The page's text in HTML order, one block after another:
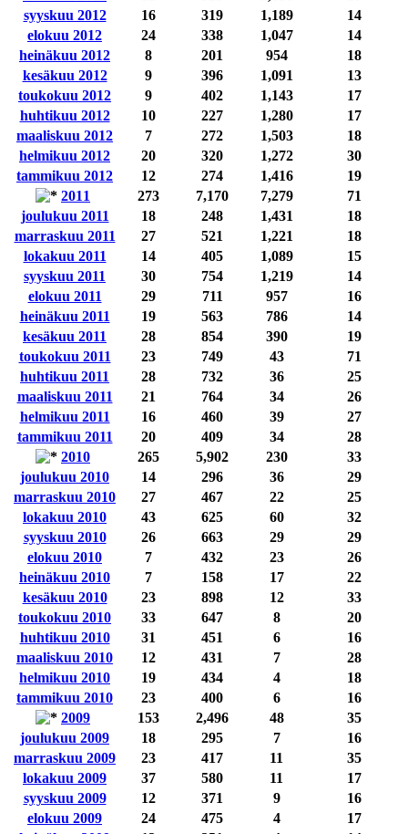
syyskuu 2012
16 319 1,189
14
elokuu 2012
24 338 1,047
14
heinäkuu 2012
8 201 954
18
kesäkuu 2012
9 396 1,091
13
toukokuu 2012
9 402 1,143
17
huhtikuu 2012
10 227 1,280
17
maaliskuu 2012
7 272 1,503
18
helmikuu 2012
20 320 1,272
30
tammikuu 2012
12 274 1,416
19
2011
273 7,170 7,279
71
joulukuu 2011
18 248 1,431
18
marraskuu 2011
27 521 1,221
18
lokakuu 2011
14 405 1,089
15
syyskuu 2011
30 754 1,219
14
elokuu 2011
29 711 957
16
heinäkuu 2011
19 563 786
14
kesäkuu 2011
28 854 390
19
toukokuu 2011
23 749 43
71
huhtikuu 2011
28 732 36
25
maaliskuu 2011
21 764 34
26
helmikuu 2011
16 460 39
27
tammikuu 2011
20 409 34
28
2010
265 5,902 230
33
joulukuu 2010
14 296 36
29
marraskuu 2010
27 467 22
25
lokakuu 2010
43 625 60
32
syyskuu 2010
26 663 29
29
elokuu 2010
7 432 23
26
heinäkuu 2010
7 158 17
22
kesäkuu 2010
23 898 12
33
toukokuu 2010
33 647 8
20
huhtikuu 2010
31 451 6
16
maaliskuu 2010
12 431 7
28
helmikuu 2010
19 434 4
18
tammikuu 2010
23 400 6
16
2009
153 2,496 48
35
joulukuu 2009
18 295 7
16
marraskuu 2009
23 417 11
35
lokakuu 2009
37 580 11
17
syyskuu 2009
12 371 9
16
elokuu 2009
24 475 4
17